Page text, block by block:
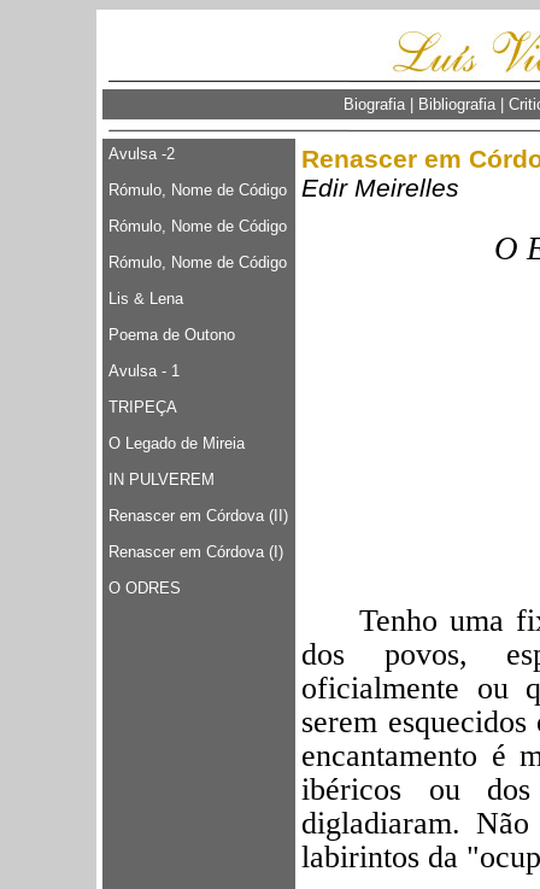
Biografia| Bibliografia|
Avulsa -2
Rómulo, Nome de Código
Rómulo, Nome de Código
Rómulo, Nome de Código
Lis & Lena
Poema de Outono
Avulsa - 1
TRIPEÇA
O Legado de Mireia
IN PULVEREM
Renascer em Córdova (II)
Renascer em Córdova (I)
O ODRES
Renascer em
Edir Meirelles
O
Tenho uma
dos povos,
oficialmente ou
serem
encantamento é
ibéricos ou
digladiaram.
labirintos da